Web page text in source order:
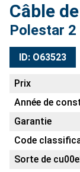
Câble
Polestar 2
ID: O63523
Prix
Année de
Garantie
Code
Sorte de